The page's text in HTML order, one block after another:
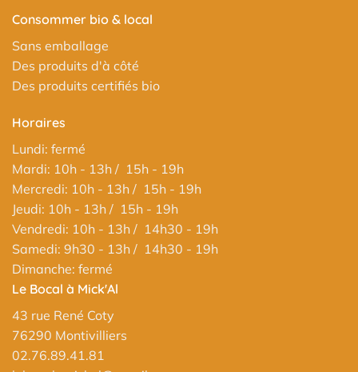
Consommer bio & local
Sans emballage
Des produits d'à côté
Des produits certifiés bio
Horaires
Lundi: fermé
Mardi: 10h - 13h / 15h - 19h
Mercredi: 10h - 13h / 15h - 19h
Jeudi: 10h - 13h / 15h - 19h
Vendredi: 10h - 13h / 14h30 - 19h
Samedi: 9h30 - 13h / 14h30 - 19h
Dimanche: fermé
Le Bocal à Mick'Al
43 rue René Coty
76290 Montivilliers
02.76.89.41.81